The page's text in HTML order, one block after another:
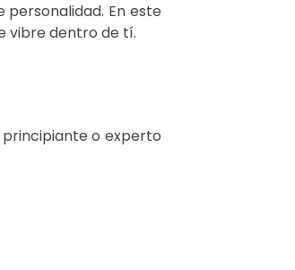
En este
vibre dentro de tí.
principiante o experto